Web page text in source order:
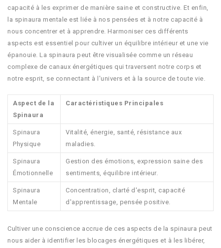
capacité à les exprimer de manière saine et constructive. Et enfin,
la spinaura mentale est liée à nos pensées et à notre capacité à
nous concentrer et à apprendre. Harmoniser ces différents
aspects est essentiel pour cultiver un équilibre intérieur et une vie
épanouie. La spinaura peut être visualisée comme un réseau
complexe de canaux énergétiques qui traversent notre corps et
notre esprit, se connectant à l'univers et à la source de toute vie.
Aspect de la
Spinaura
Caractéristiques Principales
Spinaura
Physique
Vitalité, énergie, santé, résistance aux
maladies.
Spinaura
Émotionnelle
Gestion des émotions, expression saine des
sentiments, équilibre intérieur.
Spinaura
Mentale
Concentration, clarté d'esprit, capacité
d'apprentissage, pensée positive.
Cultiver une conscience accrue de ces aspects de la spinaura peut
nous aider à identifier les blocages énergétiques et à les libérer,